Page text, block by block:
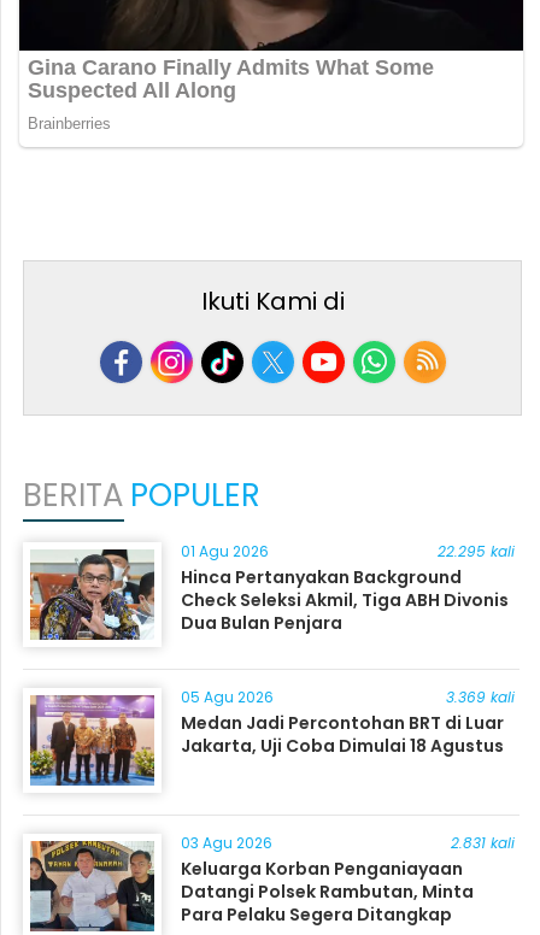
Ikuti Kami di
BERITA POPULER
01 Agu 2026 22.295 kali
Hinca Pertanyakan Background
Check Seleksi Akmil, Tiga ABH Divonis
Dua Bulan Penjara
05 Agu 2026 3.369 kali
Medan Jadi Percontohan BRT di Luar
Jakarta, Uji Coba Dimulai 18 Agustus
03 Agu 2026 2.831 kali
Keluarga Korban Penganiayaan
Datangi Polsek Rambutan, Minta
Para Pelaku Segera Ditangkap